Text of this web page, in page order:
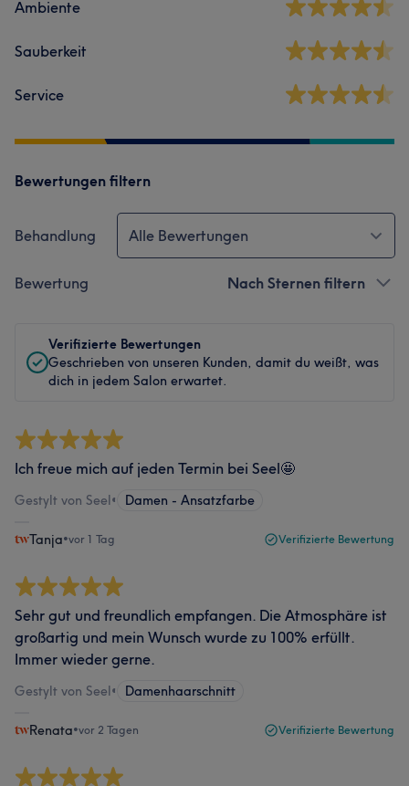
Ambiente
Sauberkeit
Service
Bewertungen filtern
Behandlung Alle Bewertungen
Bewertung Nach Sternen filtern
Verifizierte Bewertungen
Geschrieben von unseren Kunden, damit du weißt, was
dich in jedem Salon erwartet.
Ich freue mich auf jeden Termin bei Seel🤩
Gestylt von Seel• Damen - Ansatzfarbe
Tanja•vor 1 Tag Verifizierte Bewertung
Sehr gut und freundlich empfangen. Die Atmosphäre ist
großartig und mein Wunsch wurde zu 100% erfüllt.
Immer wieder gerne.
Gestylt von Seel• Damenhaarschnitt
Renata•vor 2 Tagen Verifizierte Bewertung